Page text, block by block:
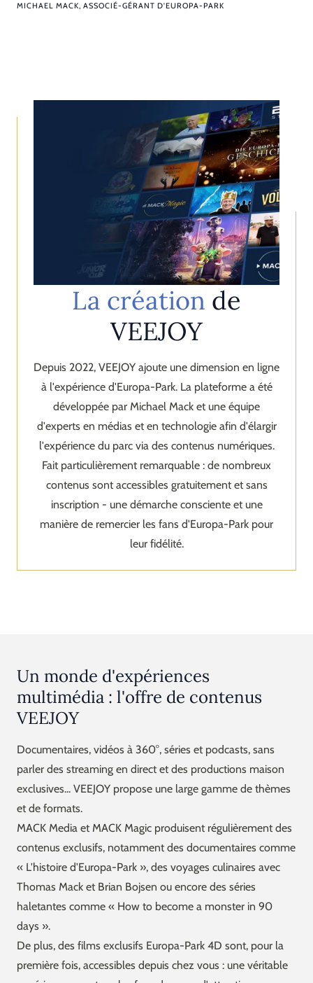
MICHAEL MACK, ASSOCIÉ-GÉRANT D'EUROPA-PARK
La création de
VEEJOY
Depuis 2022, VEEJOY ajoute une dimension en ligne
à l'expérience d'Europa-Park. La plateforme a été
développée par Michael Mack et une équipe
d'experts en médias et en technologie afin d'élargir
l'expérience du parc via des contenus numériques.
Fait particulièrement remarquable : de nombreux
contenus sont accessibles gratuitement et sans
inscription - une démarche consciente et une
manière de remercier les fans d'Europa-Park pour
leur fidélité.
Un monde d'expériences
multimédia : l'offre de contenus
VEEJOY
Documentaires, vidéos à 360°, séries et podcasts, sans
parler des streaming en direct et des productions maison
exclusives... VEEJOY propose une large gamme de thèmes
et de formats.
MACK Media et MACK Magic produisent régulièrement des
contenus exclusifs, notamment des documentaires comme
« L'histoire d'Europa-Park », des voyages culinaires avec
Thomas Mack et Brian Bojsen ou encore des séries
haletantes comme « How to become a monster in 90
days ».
De plus, des films exclusifs Europa-Park 4D sont, pour la
première fois, accessibles depuis chez vous : une véritable